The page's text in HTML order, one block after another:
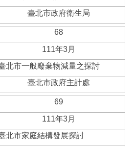
臺北市政府衛生局
68
111年3月
北市一般廢棄物減量之探討
臺北市政府主計處
69
111年3月
北市家庭結構發展探討